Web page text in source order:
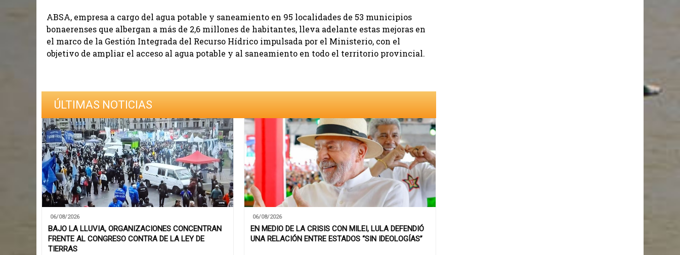
ABSA, empresa a cargo del agua potable y saneamiento en 95 localidades de 53 municipios
bonaerenses que albergan a más de 2,6 millones de habitantes, lleva adelante estas mejoras en
el marco de la Gestión Integrada del Recurso Hídrico impulsada por el Ministerio, con el
objetivo de ampliar el acceso al agua potable y al saneamiento en todo el territorio provincial.
ÚLTIMAS NOTICIAS
06/08/2026
BAJO LA LLUVIA, ORGANIZACIONES CONCENTRAN
FRENTE AL CONGRESO CONTRA DE LA LEY DE
TIERRAS
06/08/2026
EN MEDIO DE LA CRISIS CON MILEI, LULA DEFENDIÓ
UNA RELACIÓN ENTRE ESTADOS “SIN IDEOLOGÍAS”